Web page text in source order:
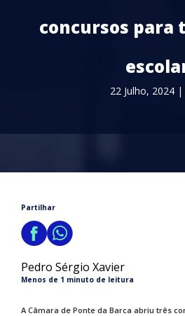
concursos para
22 Julho, 2024 |
Partilhar
Pedro Sérgio Xavier
Menos de 1 minuto de leitura
A Câmara de Ponte da Barca abriu três